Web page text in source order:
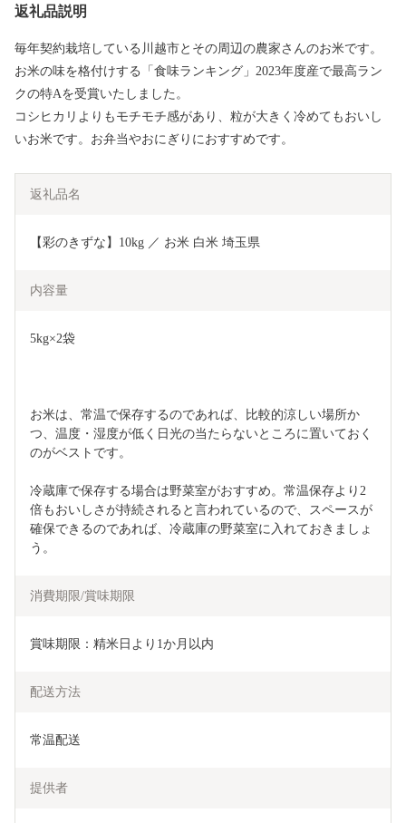
返礼品説明
毎年契約栽培している川越市とその周辺の農家さんのお米です。
お米の味を格付けする「食味ランキング」2023年度産で最高ラン
クの特Aを受賞いたしました。
コシヒカリよりもモチモチ感があり、粒が大きく冷めてもおいし
いお米です。お弁当やおにぎりにおすすめです。
返礼品名
【彩のきずな】10kg ／ お米 白米 埼玉県
内容量
5kg×2袋
お米は、常温で保存するのであれば、比較的涼しい場所か
つ、温度・湿度が低く日光の当たらないところに置いておく
のがベストです。
冷蔵庫で保存する場合は野菜室がおすすめ。常温保存より2
倍もおいしさが持続されると言われているので、スペースが
確保できるのであれば、冷蔵庫の野菜室に入れておきましょ
う。
消費期限/賞味期限
賞味期限：精米日より1か月以内
配送方法
常温配送
提供者